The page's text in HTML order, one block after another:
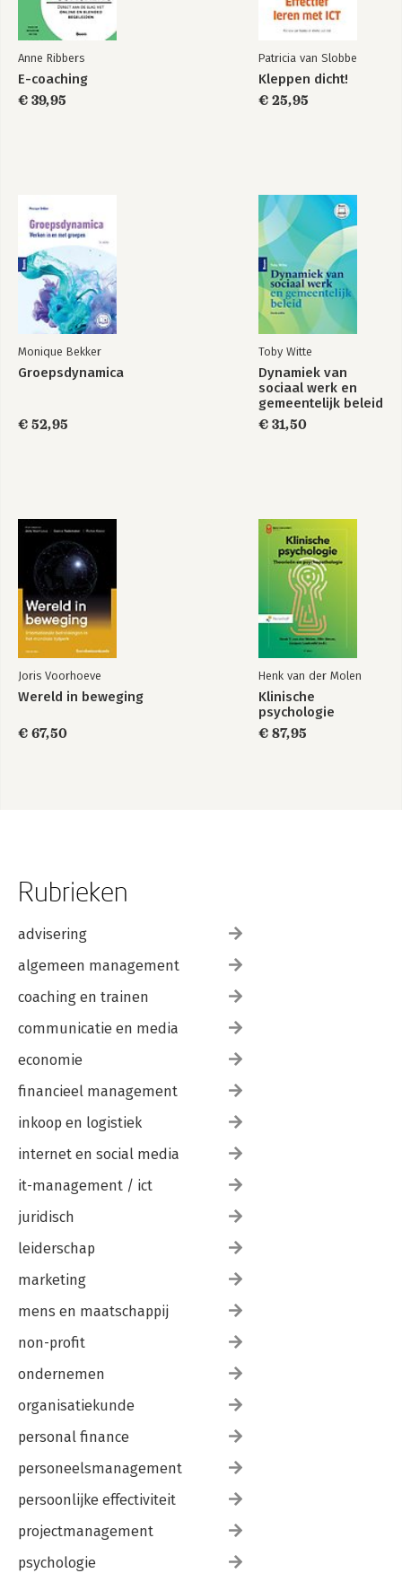
Slotwoord
Noten
Register
Over de auteurs
Anne Ribbers
E-coaching
€ 39,95
Patricia van Slobbe
Kleppen dicht!
€ 25,95
Monique Bekker
Groepsdynamica
€ 52,95
Toby Witte
Dynamiek van
sociaal werk en
gemeentelijk beleid
€ 31,50
Joris Voorhoeve
Wereld in beweging
€ 67,50
Henk van der Molen
Klinische
psychologie
€ 87,95
Rubrieken
advisering
algemeen management
coaching en trainen
communicatie en media
economie
financieel management
inkoop en logistiek
internet en social media
it-management / ict
juridisch
leiderschap
marketing
mens en maatschappij
non-profit
ondernemen
organisatiekunde
personal finance
personeelsmanagement
persoonlijke effectiviteit
projectmanagement
psychologie